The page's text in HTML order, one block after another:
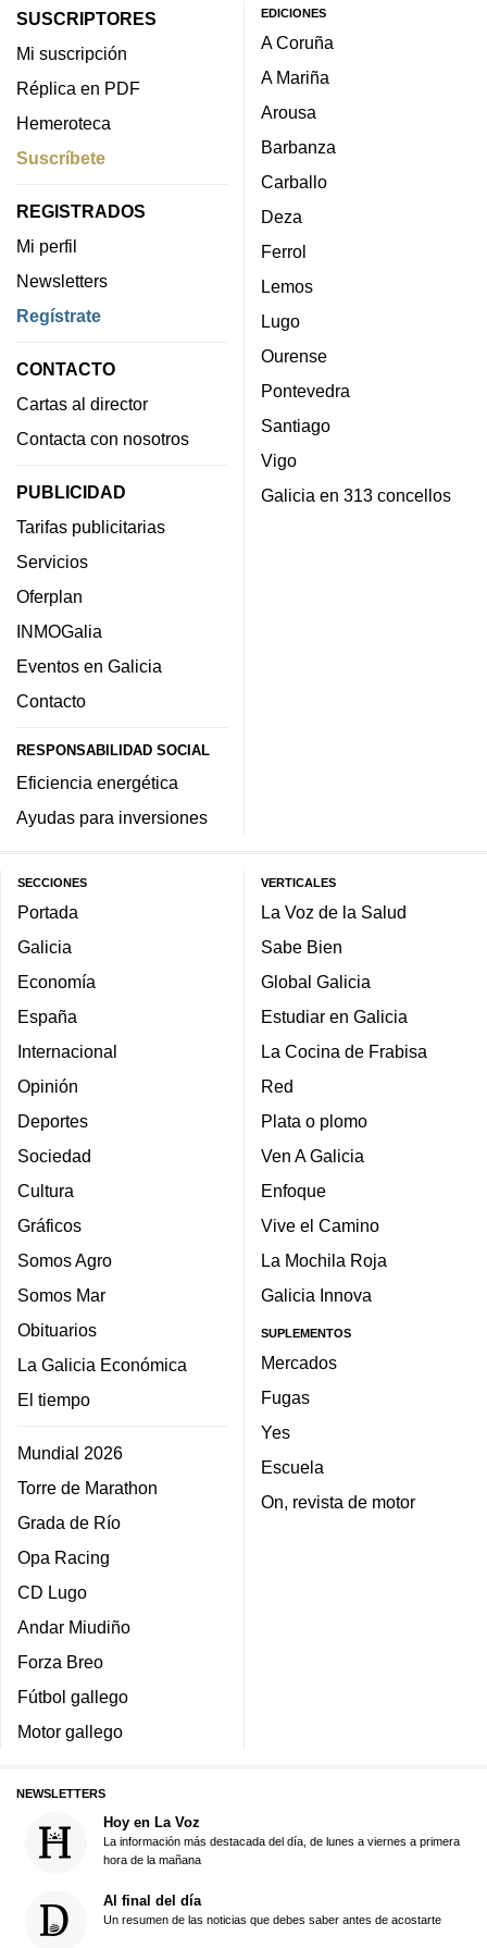
SUSCRIPTORES
Mi suscripción
Réplica en PDF
Hemeroteca
Suscríbete
REGISTRADOS
Mi perfil
Newsletters
Regístrate
CONTACTO
Cartas al director
Contacta con nosotros
PUBLICIDAD
Tarifas publicitarias
Servicios
Oferplan
INMOGalia
Eventos en Galicia
Contacto
RESPONSABILIDAD SOCIAL
Eficiencia energética
Ayudas para inversiones
EDICIONES
A Coruña
A Mariña
Arousa
Barbanza
Carballo
Deza
Ferrol
Lemos
Lugo
Ourense
Pontevedra
Santiago
Vigo
Galicia en 313 concellos
SECCIONES
Portada
Galicia
Economía
España
Internacional
Opinión
Deportes
Sociedad
Cultura
Gráficos
Somos Agro
Somos Mar
Obituarios
La Galicia Económica
El tiempo
Mundial 2026
Torre de Marathon
Grada de Río
Opa Racing
CD Lugo
Andar Miudiño
Forza Breo
Fútbol gallego
Motor gallego
VERTICALES
La Voz de la Salud
Sabe Bien
Global Galicia
Estudiar en Galicia
La Cocina de Frabisa
Red
Plata o plomo
Ven A Galicia
Enfoque
Vive el Camino
La Mochila Roja
Galicia Innova
SUPLEMENTOS
Mercados
Fugas
Yes
Escuela
On, revista de motor
NEWSLETTERS
Hoy en La Voz
La información más destacada del día, de lunes a viernes a primera
hora de la mañana
Al final del día
Un resumen de las noticias que debes saber antes de acostarte